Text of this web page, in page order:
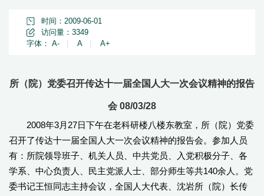
时间：2009-06-01
访问量： 3349
字体： A- A A+
所（院）党委召开传达十一届全国人大一次会议精神的报告
会 08/03/28
2008年3月27日下午在老科研楼八楼东教室，所（院）党委
召开了传达十一届全国人大一次会议精神的报告会。参加人员
有：所院领导班子、机关人员、中共党员、入党积极分子、各
学系、中心负责人、民主党派人士、部分师生等共140余人。党
委书记王恒同志主持会议，全国人大代表、沈岩所（院）长传